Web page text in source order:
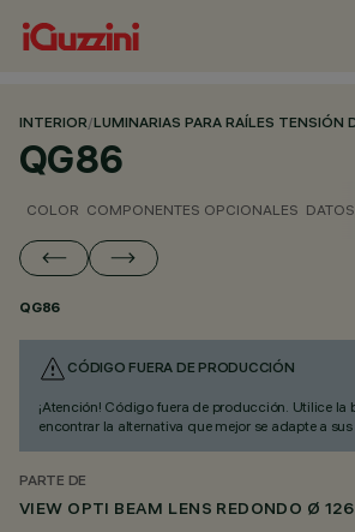
INTERIOR/LUMINARIAS PARA RAÍLES TENSIÓN
QG86
COLOR COMPONENTES OPCIONALES
QG86
CÓDIGO FUERA DE PRODUCCIÓN
¡Atención! Código fuera de producción. Utilice la
encontrar la alternativa que mejor se adapte a
PARTE DE
VIEW OPTI BEAM LENS REDONDO Ø